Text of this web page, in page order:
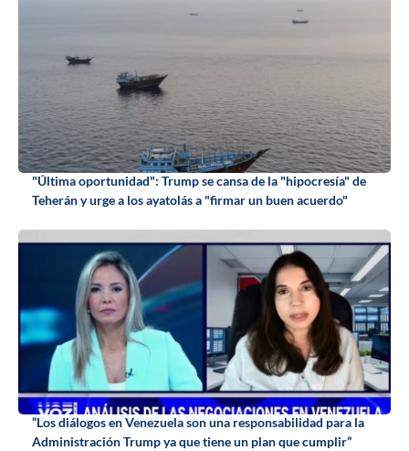
"Última oportunidad": Trump se cansa de la "hipocresía" de
Teherán y urge a los ayatolás a "firmar un buen acuerdo"
“Los diálogos en Venezuela son una responsabilidad para la
Administración Trump ya que tiene un plan que cumplir”